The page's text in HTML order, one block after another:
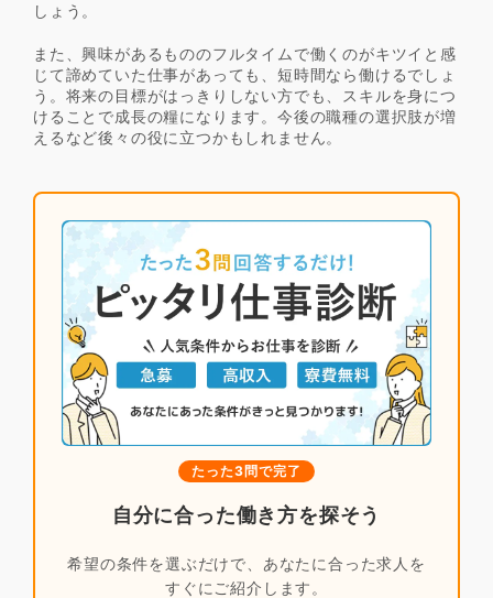
しょう。
また、興味があるもののフルタイムで働くのがキツイと感
じて諦めていた仕事があっても、短時間なら働けるでしょ
う。将来の目標がはっきりしない方でも、スキルを身につ
けることで成長の糧になります。今後の職種の選択肢が増
えるなど後々の役に立つかもしれません。
たった3問で完了
自分に合った働き方を探そう
希望の条件を選ぶだけで、あなたに合った求人を
すぐにご紹介します。